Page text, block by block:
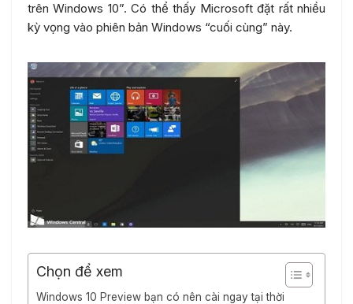
trên Windows 10”. Có thể thấy Microsoft đặt rất nhiều
kỳ vọng vào phiên bản Windows “cuối cùng” này.
Chọn để xem
Windows 10 Preview bạn có nên cài ngay tại thời